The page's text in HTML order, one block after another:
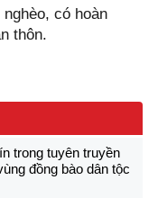
có hoàn
thôn.
trong tuyên truyền
đồng bào dân tộc